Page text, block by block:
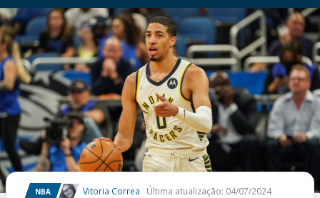
CONMEBOL LIBERTADORES
FUTEBOL NACIONAL
FUTEBOL INTERNACIONAL
COMO APOSTAR
MAIS ESPORTES
NBA Vitoria Correa Última atualização: 04/07/2024